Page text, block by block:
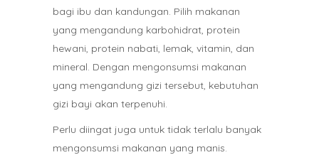
bagi ibu dan kandungan. Pilih makanan
yang mengandung karbohidrat, protein
hewani, protein nabati, lemak, vitamin, dan
mineral. Dengan mengonsumsi makanan
yang mengandung gizi tersebut, kebutuhan
gizi bayi akan terpenuhi.
Perlu diingat juga untuk tidak terlalu banyak
mengonsumsi makanan yang manis.